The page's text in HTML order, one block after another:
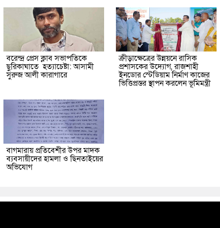
বরেন্দ্র প্রেস ক্লাব সভাপতিকে
ছুরিকাঘাতে হত্যাচেষ্টা: আসামী
সুরুজ আলী কারাগারে
ক্রীড়াক্ষেত্রের উন্নয়নে রাসিক
প্রশাসকের উদ্যোগ, রাজশাহী
ইনডোর স্টেডিয়াম নির্মাণ কাজের
ভিত্তিপ্রস্তর স্থাপন করলেন ভূমিমন্ত্রী
বাগমারায় প্রতিবেশীর উপর মাদক
ব্যবসায়ীদের হামলা ও ছিনতাইয়ের
অভিযোগ